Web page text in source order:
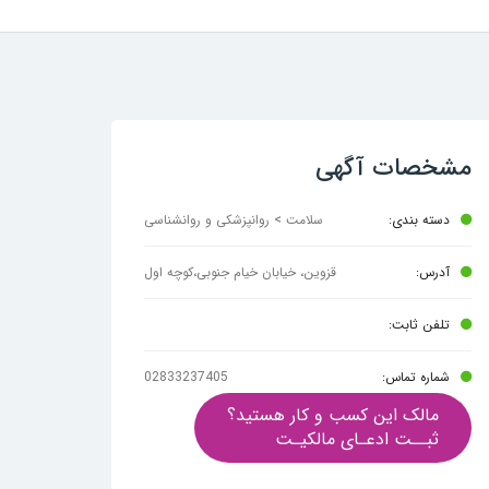
مشخصات آگهی
دسته بندی: سلامت > روانپزشکی و روانشناسی
آدرس: قزوین، خیابان خیام جنوبی،کوچه اول
تلفن ثابت:
شماره تماس: 02833237405
مالک این کسب و کار هستید؟
ثبــت ادعـای مالکیـت